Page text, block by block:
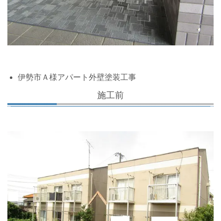
伊勢市Ａ様アパート外壁塗装工事
施工前